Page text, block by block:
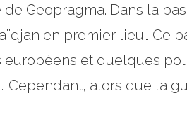
Geopragma. Dans la
en premier lieu… Ce
européens et quelques
alors que la